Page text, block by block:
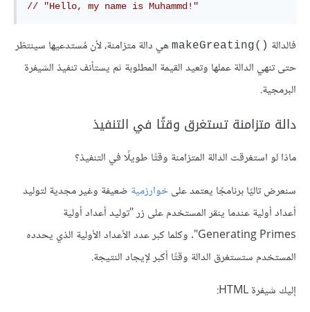
// "Hello, my name is Muhammd!"
فالدالة ()makeGreating
هي دالة متزامنة، لأن مُستدعيها سينتظر
حتى تنهي الدالة عملها وتعيد القيمة المطلوبة ثم يستأنف تنفيذ الشيفرة
البرمجية.
دالة متزامنة تستغرق وقتًا في التنفيذ
ماذا لو استغرقت الدالة المتزامنة وقتًا طويلًا في التنفيذ؟
سنعرض تاليًا برنامجًا يعتمد علىخوارزمية ضعيفة وغير مجدية لتوليد
أعداد أولية عندما ينقر المستخدم على زر "توليد أعداد أولية
Generating Primes". وكلما كبر عدد اﻷعداد الأولية الذي يحدده
المستخدم ستستغرق الدالة وقتًا أكبر ﻹيجاد النتيجة.
إليك شيفرة HTML: